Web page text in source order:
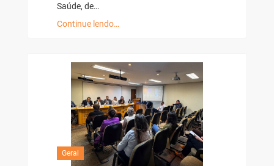
Saúde, de…
Continue lendo…
Geral